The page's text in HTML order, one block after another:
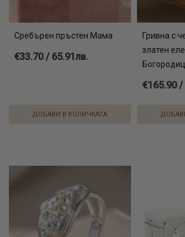
Сребърен пръстен Мама
€33.70 / 65.91лв.
ДОБАВИ В КОЛИЧКАТА
Гривна с
златен
€165.90 /